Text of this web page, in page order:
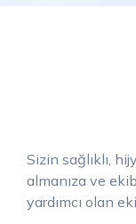
Sizin sağlıklı,
almanıza ve
yardımcı olan